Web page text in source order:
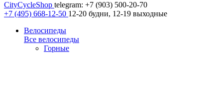
CityCycleShop telegram: +7 (903) 500-20-70
+7 (495) 668-12-50 12-20 будни, 12-19 выходные
Велосипеды
Все велосипеды
Горные